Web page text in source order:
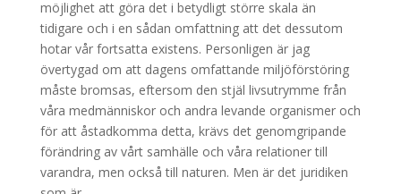
möjlighet att göra det i betydligt större skala än
tidigare och i en sådan omfattning att det dessutom
hotar vår fortsatta existens. Personligen är jag
övertygad om att dagens omfattande miljöförstöring
måste bromsas, eftersom den stjäl livsutrymme från
våra medmänniskor och andra levande organismer och
för att åstadkomma detta, krävs det genomgripande
förändring av vårt samhälle och våra relationer till
varandra, men också till naturen. Men är det juridiken